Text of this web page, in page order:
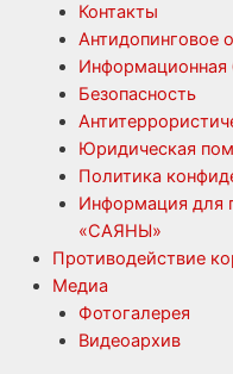
Контакты
Антидопинговое
Информационная
Безопасность
Юридическая
Политика
Информация для
«САЯНЫ»
Противодействие
Медиа
Фотогалерея
Видеоархив